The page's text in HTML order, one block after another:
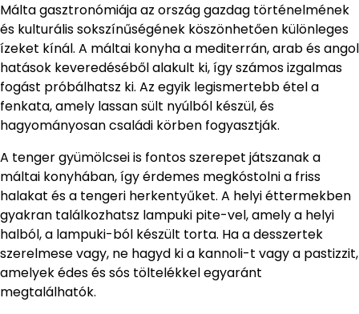
Málta gasztronómiája az ország gazdag történelmének
és kulturális sokszínűségének köszönhetően különleges
ízeket kínál. A máltai konyha a mediterrán, arab és angol
hatások keveredéséből alakult ki, így számos izgalmas
fogást próbálhatsz ki. Az egyik legismertebb étel a
fenkata, amely lassan sült nyúlból készül, és
hagyományosan családi körben fogyasztják.
A tenger gyümölcsei is fontos szerepet játszanak a
máltai konyhában, így érdemes megkóstolni a friss
halakat és a tengeri herkentyűket. A helyi éttermekben
gyakran találkozhatsz lampuki pite-vel, amely a helyi
halból, a lampuki-ból készült torta. Ha a desszertek
szerelmese vagy, ne hagyd ki a kannoli-t vagy a pastizzit,
amelyek édes és sós töltelékkel egyaránt
megtalálhatók.